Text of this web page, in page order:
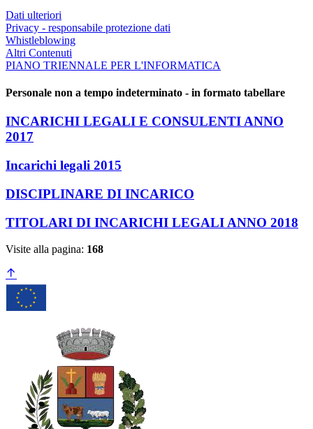
Dati ulteriori
Privacy - responsabile protezione dati
Whistleblowing
Altri Contenuti
PIANO TRIENNALE PER L'INFORMATICA
Personale non a tempo indeterminato - in formato tabellare
INCARICHI LEGALI E CONSULENTI ANNO
2017
Incarichi legali 2015
DISCIPLINARE DI INCARICO
TITOLARI DI INCARICHI LEGALI ANNO 2018
Visite alla pagina: 168